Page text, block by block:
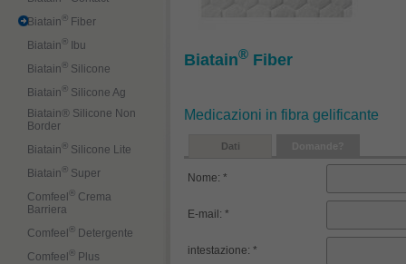
Biatain ®
Fiber
Biatain ®
Ibu
Biatain ® Silicone
Biatain ® Silicone Ag
Biatain® Silicone Non
Border
Biatain ® Silicone Lite
Biatain ® Super
Comfeel ® Crema
Barriera
Comfeel ®
Detergente
Comfeel ®
Plus
Biatain® Fiber
Medicazioni in fibra gelificante
Dati
Nome: *
E-mail: *
intestazione: *